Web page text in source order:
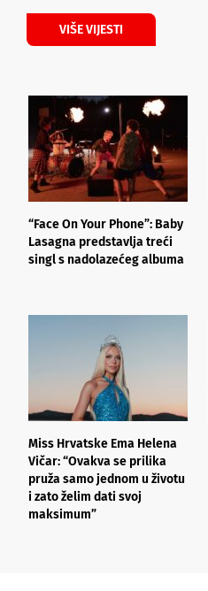
VIŠE VIJESTI
“Face On Your Phone”: Baby
Lasagna predstavlja treći
singl s nadolazećeg albuma
Miss Hrvatske Ema Helena
Vičar: “Ovakva se prilika
pruža samo jednom u životu
i zato želim dati svoj
maksimum”